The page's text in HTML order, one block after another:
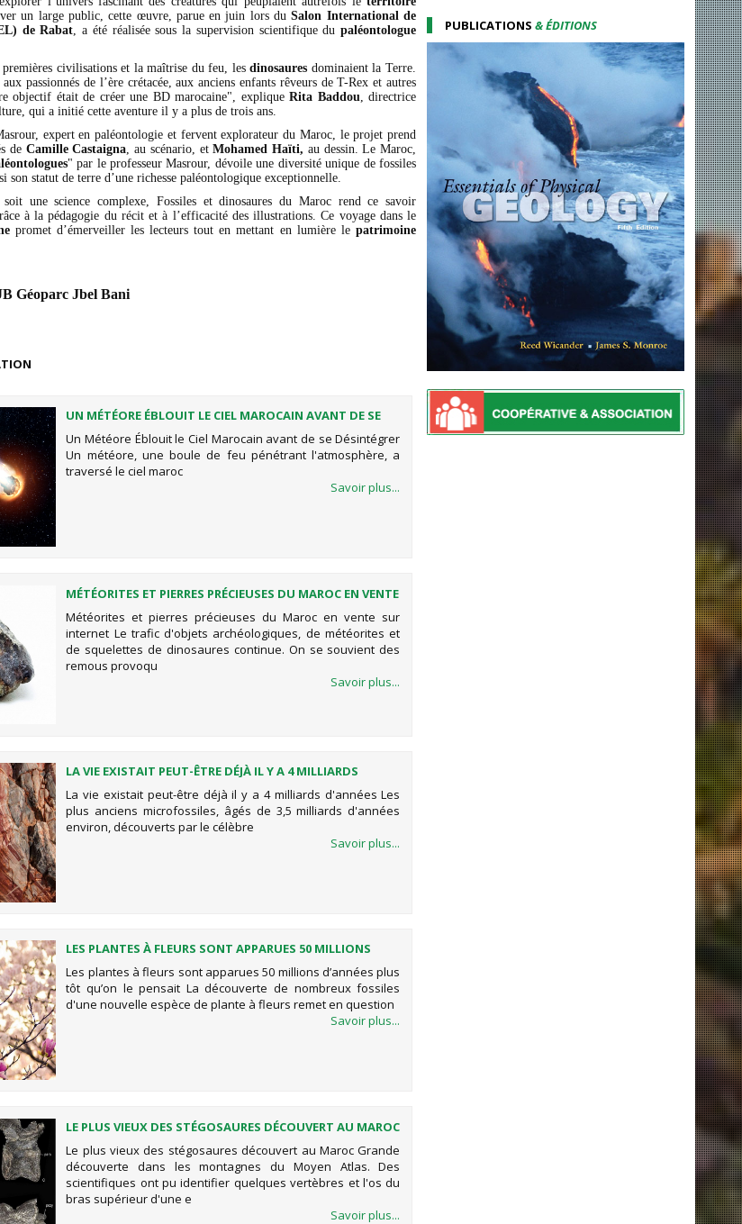
un large public, cette œuvre, parue en juin lors duSalon International de
de Rabat , a été réalisée sous la supervision scientifique dupaléontologue
premières civilisations et la maîtrise du feu, lesdinosaures dominaient la Terre.
passionnés de l’ère crétacée, aux anciens enfants rêveurs de T-Rex et autres
objectif était de créer une BD marocaine", expliqueRita Baddou , directrice
qui a initié cette aventure il y a plus de trois ans.
expert en paléontologie et fervent explorateur du Maroc, le projet prend
de Camille Castaigna , au scénario, etMohamed Haïti, au dessin. Le Maroc,
" par le professeur Masrour, dévoile une diversité unique de fossiles
son statut de terre d’une richesse paléontologique exceptionnelle.
une science complexe, Fossiles et dinosaures du Maroc rend ce savoir
à la pédagogie du récit et à l’efficacité des illustrations. Ce voyage dans le
promet d’émerveiller les lecteurs tout en mettant en lumière lepatrimoine
Géoparc Jbel Bani
UN MÉTÉORE ÉBLOUIT LE CIEL MAROCAIN AVANT DE SE
DÉSINTÉGRER
Un Météore Éblouit le Ciel Marocain avant de se Désintégrer
Un météore, une boule de feu pénétrant l'atmosphère, a
traversé le ciel maroc
Savoir plus...
MÉTÉORITES ET PIERRES PRÉCIEUSES DU MAROC EN VENTE
SUR INTERNET
Météorites et pierres précieuses du Maroc en vente sur
internet Le trafic d'objets archéologiques, de météorites et
de squelettes de dinosaures continue. On se souvient des
remous provoqu
Savoir plus...
LA VIE EXISTAIT PEUT-ÊTRE DÉJÀ IL Y A 4 MILLIARDS
D'ANNÉES
La vie existait peut-être déjà il y a 4 milliards d'années Les
plus anciens microfossiles, âgés de 3,5 milliards d'années
environ, découverts par le célèbre
Savoir plus...
LES PLANTES À FLEURS SONT APPARUES 50 MILLIONS
D’ANNÉES PLUS TÔT QU’ON LE PENSAIT
Les plantes à fleurs sont apparues 50 millions d’années plus
tôt qu’on le pensait La découverte de nombreux fossiles
d'une nouvelle espèce de plante à fleurs remet en question
Savoir plus...
LE PLUS VIEUX DES STÉGOSAURES DÉCOUVERT AU MAROC
Le plus vieux des stégosaures découvert au Maroc Grande
découverte dans les montagnes du Moyen Atlas. Des
scientifiques ont pu identifier quelques vertèbres et l'os du
bras supérieur d'une e
Savoir plus...
PUBLICATIONS& ÉDITIONS